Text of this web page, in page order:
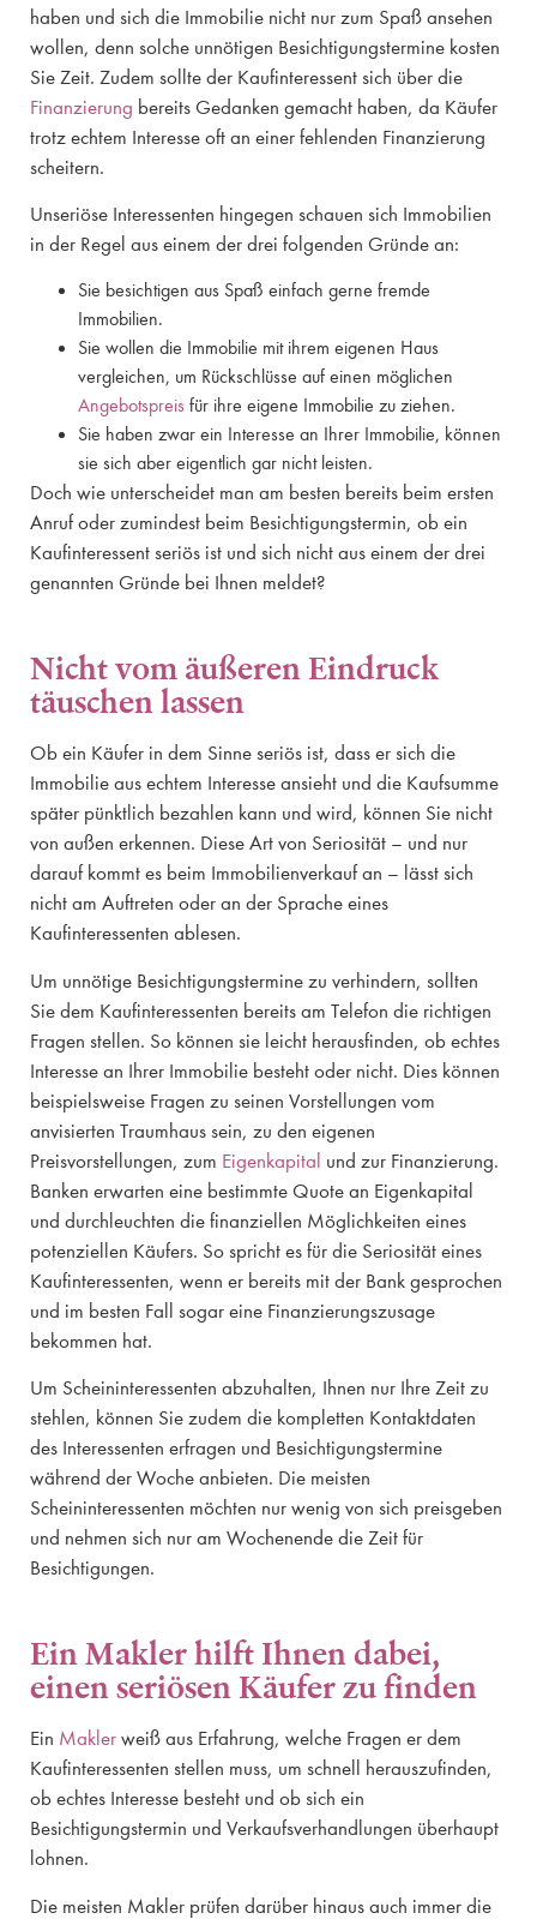
haben und sich die Immobilie nicht nur zum Spaß ansehen
wollen, denn solche unnötigen Besichtigungstermine kosten
Sie Zeit. Zudem sollte der Kaufinteressent sich über die
Finanzierung bereits Gedanken gemacht haben, da Käufer
trotz echtem Interesse oft an einer fehlenden Finanzierung
scheitern.
Unseriöse Interessenten hingegen schauen sich Immobilien
in der Regel aus einem der drei folgenden Gründe an:
Sie besichtigen aus Spaß einfach gerne fremde
Immobilien.
Sie wollen die Immobilie mit ihrem eigenen Haus
vergleichen, um Rückschlüsse auf einen möglichen
Angebotspreis für ihre eigene Immobilie zu ziehen.
Sie haben zwar ein Interesse an Ihrer Immobilie, können
sie sich aber eigentlich gar nicht leisten.
Doch wie unterscheidet man am besten bereits beim ersten
Anruf oder zumindest beim Besichtigungstermin, ob ein
Kaufinteressent seriös ist und sich nicht aus einem der drei
genannten Gründe bei Ihnen meldet?
Nicht vom äußeren Eindruck
täuschen lassen
Ob ein Käufer in dem Sinne seriös ist, dass er sich die
Immobilie aus echtem Interesse ansieht und die Kaufsumme
später pünktlich bezahlen kann und wird, können Sie nicht
von außen erkennen. Diese Art von Seriosität – und nur
darauf kommt es beim Immobilienverkauf an – lässt sich
nicht am Auftreten oder an der Sprache eines
Kaufinteressenten ablesen.
Um unnötige Besichtigungstermine zu verhindern, sollten
Sie dem Kaufinteressenten bereits am Telefon die richtigen
Fragen stellen. So können sie leicht herausfinden, ob echtes
Interesse an Ihrer Immobilie besteht oder nicht. Dies können
beispielsweise Fragen zu seinen Vorstellungen vom
anvisierten Traumhaus sein, zu den eigenen
Preisvorstellungen, zum Eigenkapital und zur Finanzierung.
Banken erwarten eine bestimmte Quote an Eigenkapital
und durchleuchten die finanziellen Möglichkeiten eines
potenziellen Käufers. So spricht es für die Seriosität eines
Kaufinteressenten, wenn er bereits mit der Bank gesprochen
und im besten Fall sogar eine Finanzierungszusage
bekommen hat.
Um Scheininteressenten abzuhalten, Ihnen nur Ihre Zeit zu
stehlen, können Sie zudem die kompletten Kontaktdaten
des Interessenten erfragen und Besichtigungstermine
während der Woche anbieten. Die meisten
Scheininteressenten möchten nur wenig von sich preisgeben
und nehmen sich nur am Wochenende die Zeit für
Besichtigungen.
Ein Makler hilft Ihnen dabei,
einen seriösen Käufer zu finden
Ein Makler weiß aus Erfahrung, welche Fragen er dem
Kaufinteressenten stellen muss, um schnell herauszufinden,
ob echtes Interesse besteht und ob sich ein
Besichtigungstermin und Verkaufsverhandlungen überhaupt
lohnen.
Die meisten Makler prüfen darüber hinaus auch immer die